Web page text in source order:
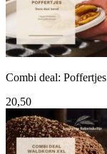
Combi deal: Poffertjes
20,50